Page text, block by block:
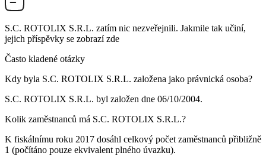
S.C. ROTOLIX S.R.L. zatím nic nezveřejnili. Jakmile tak učiní,
jejich příspěvky se zobrazí zde
Často kladené otázky
Kdy byla S.C. ROTOLIX S.R.L. založena jako právnická osoba?
S.C. ROTOLIX S.R.L. byl založen dne 06/10/2004.
Kolik zaměstnanců má S.C. ROTOLIX S.R.L.?
K fiskálnímu roku 2017 dosáhl celkový počet zaměstnanců přibližně
1 (počítáno pouze ekvivalent plného úvazku).